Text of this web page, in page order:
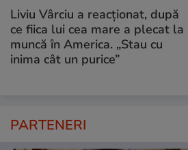
Liviu Vârciu a reacționat, după
ce fiica lui cea mare a plecat la
muncă în America. „Stau cu
inima cât un purice”
PARTENERI